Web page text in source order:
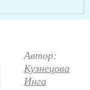
Автор:
Кузнецова
Инга